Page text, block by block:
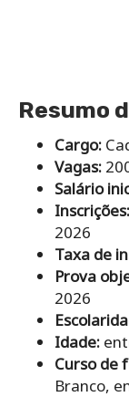
Resumo
Cargo:
Vagas:
Salário
Inscrições:
2026
Taxa de
Prova
2026
Idade:
Curso de
Branco,